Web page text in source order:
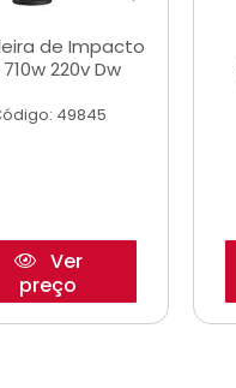
de Impacto
220v Dw
49845
Ver
preço